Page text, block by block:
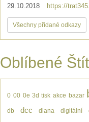
29.10.2018 https://
Všechny přidané odkazy
Oblíbené
0 00 0e 3d tisk akce bazar
db dcc diana digitální